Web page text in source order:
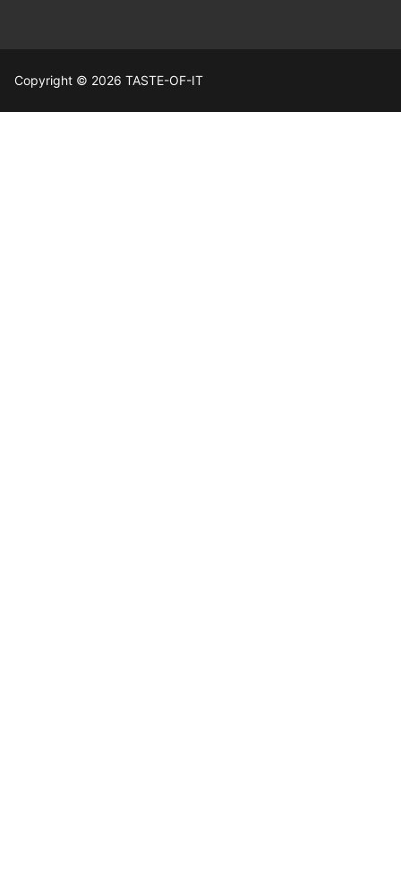
Copyright © 2026 TASTE-OF-IT